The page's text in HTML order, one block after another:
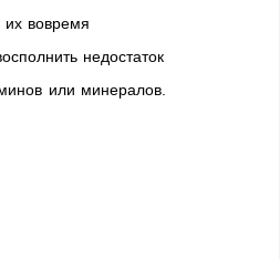
вовремя
недостаток
или минералов.